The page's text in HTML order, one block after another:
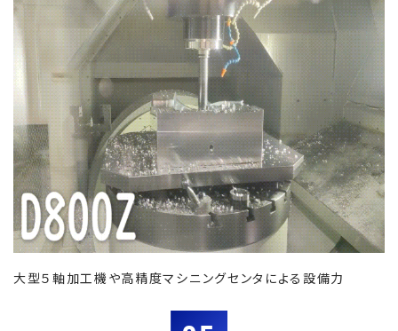
大型５軸加工機や高精度マシニングセンタによる設備力